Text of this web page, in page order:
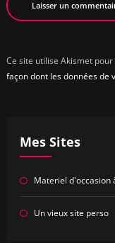
Ce site utilise Akismet
façon dont les données de
Mes Sites
Materiel d'occasion
Un vieux site perso